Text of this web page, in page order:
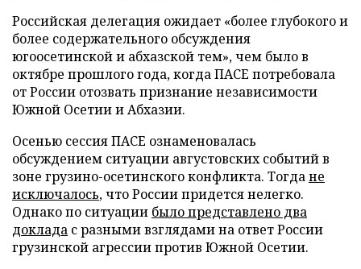
Российская делегация ожидает «более глубокого и
более содержательного обсуждения
югоосетинской и абхазской тем», чем было в
октябре прошлого года, когда ПАСЕ потребовала
от России отозвать признание независимости
Южной Осетии и Абхазии.
Осенью сессия ПАСЕ ознаменовалась
обсуждением ситуации августовских событий в
зоне грузино-осетинского конфликта. Тогдане
исключалось, что России придется нелегко.
Однако по ситуации было представлено два
доклада с разными взглядами на ответ России
грузинской агрессии против Южной Осетии.